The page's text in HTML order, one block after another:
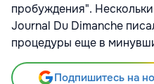
пробуждения".
Journal Du Dimanche
процедуры еще в
Подпишитесь на